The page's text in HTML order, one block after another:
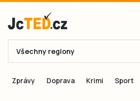
E-mail
Všechny regiony
Zprávy Doprava Krimi Sport